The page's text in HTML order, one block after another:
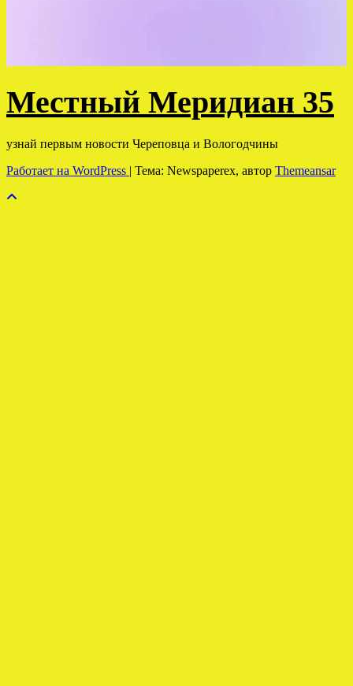
Местный Меридиан 35
узнай первым новости Череповца и Вологодчины
Работает на WordPress | Тема: Newspaperex, автор Themeansar